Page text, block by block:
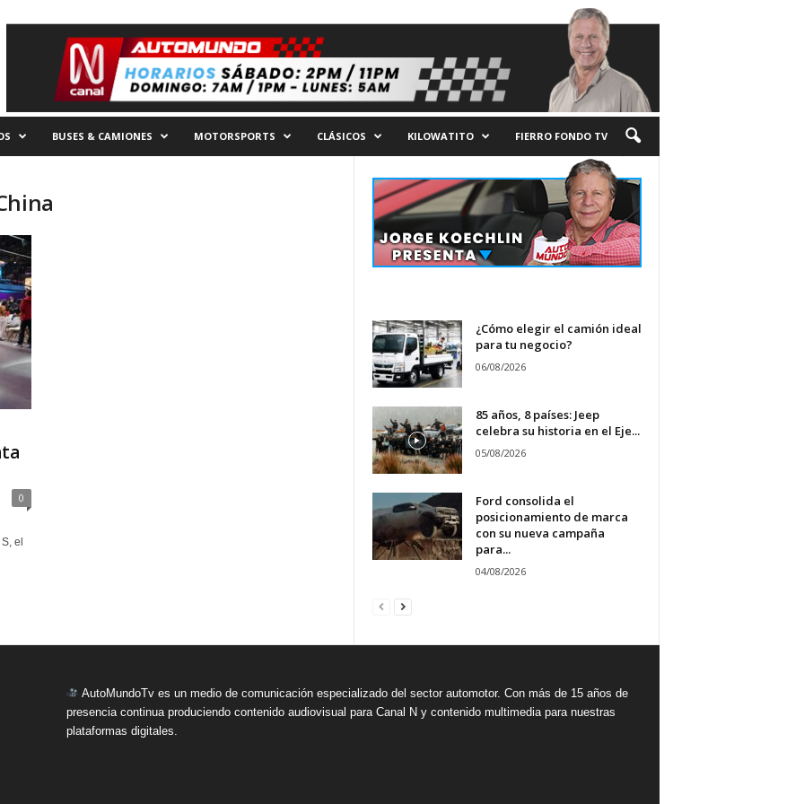
BUSES & CAMIONES MOTORSPORTS CLÁSICOS KILOWATITO FIERRO FONDO TV
0
el
¿Cómo elegir el camión ideal
para tu negocio?
06/08/2026
85 años, 8 países: Jeep
celebra su historia en el Eje...
05/08/2026
Ford consolida el
posicionamiento de marca
con su nueva campaña
para...
04/08/2026
AutoMundoTv es un medio de comunicación especializado del sector automotor. Con más de 15 años de
presencia continua produciendo contenido audiovisual para Canal N y contenido multimedia para nuestras
plataformas digitales.